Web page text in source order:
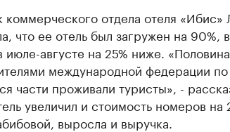
коммерческого отдела отеля «Ибис»
что ее отель был загружен на 90%,
июле-августе на 25% ниже.
международной федерации
части проживали туристы», -
увеличил и стоимость номеров на
выросла и выручка.